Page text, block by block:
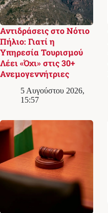
Αντιδράσεις στο Νότιο
Πήλιο: Γιατί η
Υπηρεσία Τουρισμού
Λέει «Όχι» στις 30+
Ανεμογεννήτριες
5 Αυγούστου 2026,
15:57